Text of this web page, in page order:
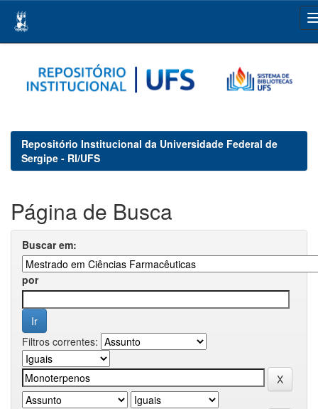
navigation
Repositório Institucional da Universidade Federal de
Sergipe - RI/UFS
Página de Busca
Buscar em:
por
Filtros correntes: